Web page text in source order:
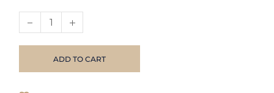
Dlears Book Cover quantity
ADD TO CART